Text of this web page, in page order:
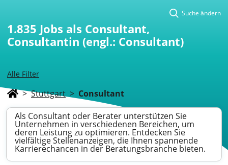
Alle Filter
Suche ändern
1.835 Jobs als Consultant,
Consultantin (engl.: Consultant)
> Stuttgart > Consultant
Als Consultant oder Berater unterstützen Sie
Unternehmen in verschiedenen Bereichen, um
deren Leistung zu optimieren. Entdecken Sie
vielfältige Stellenanzeigen, die Ihnen spannende
Karrierechancen in der Beratungsbranche bieten.